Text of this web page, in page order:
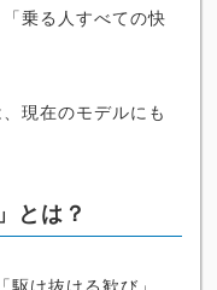
乗る人すべての快
現在のモデルにも
とは？
け抜ける歓び」